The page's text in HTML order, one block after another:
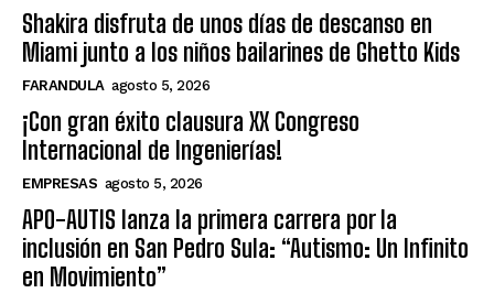
Shakira disfruta de unos días de descanso en
Miami junto a los niños bailarines de Ghetto Kids
FARANDULA agosto 5, 2026
¡Con gran éxito clausura XX Congreso
Internacional de Ingenierías!
EMPRESAS agosto 5, 2026
APO-AUTIS lanza la primera carrera por la
inclusión en San Pedro Sula: “Autismo: Un Infinito
en Movimiento”